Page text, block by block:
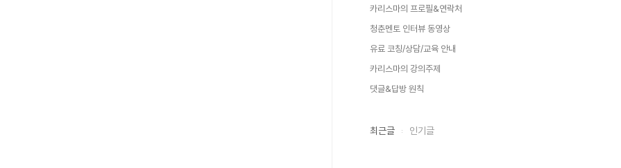
카리스마의 프로필&연락처
청춘멘토 인터뷰 동영상
유료 코칭/상담/교육 안내
카리스마의 강의주제
댓글&답방 원칙
최근글 인기글